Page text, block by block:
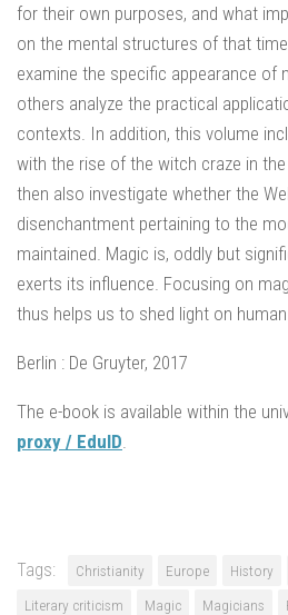
for their own purposes, and what
on the mental structures of that
examine the specific appearance of
others analyze the practical
contexts. In addition, this volume
with the rise of the witch craze in
then also investigate whether the
disenchantment pertaining to the
maintained. Magic is, oddly but
exerts its influence. Focusing on
thus helps us to shed light on
Berlin : De Gruyter, 2017
The e-book is available within the
proxy / EduID
Tags: Christianity Europe History
Literary criticism
Magic Magicians